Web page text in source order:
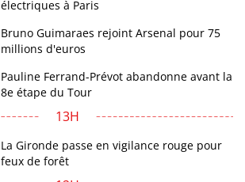
électriques à Paris
Bruno Guimaraes rejoint Arsenal pour 75
millions d'euros
Pauline Ferrand-Prévot abandonne avant la
8e étape du Tour
13H
La Gironde passe en vigilance rouge pour
feux de forêt